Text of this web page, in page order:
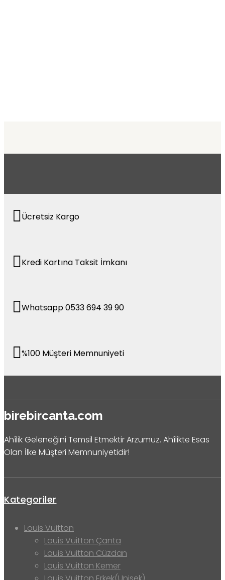
Ücretsiz Kargo
Kredi Kartına Taksit İmkanı
Whatsapp 0533 694 39 90
%100 Müşteri Memnuniyeti
birebircanta.com
Ahîlik Geleneğini Temsil Etmektir Arzumuz. Ahîlikte Esas
Olan İlke Müşteri Memnuniyetidir!
Kategoriler
Louis Vuitton
Louis Vuitton Çanta
Louis Vuitton Cüzdan
Louis Vuitton Kemer